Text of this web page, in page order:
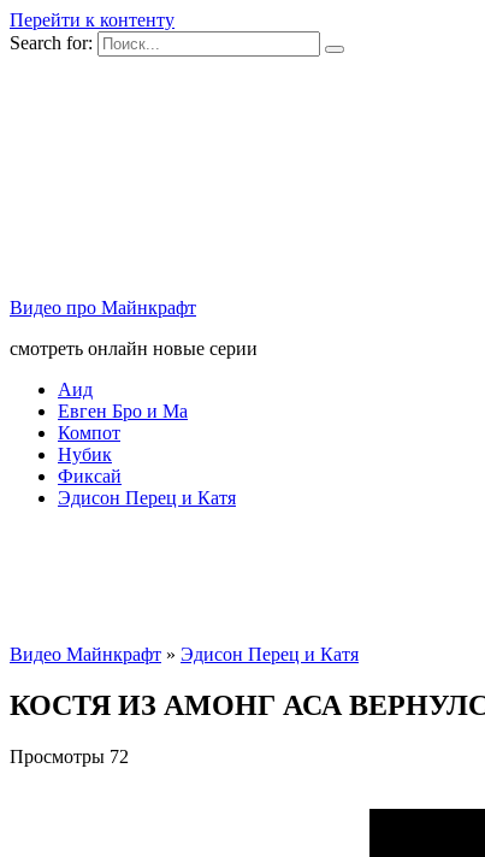
Перейти к контенту
Search for:
Видео про Майнкрафт
смотреть онлайн новые серии
Аид
Евген Бро и Ма
Компот
Нубик
Фиксай
Эдисон Перец и Катя
Видео Майнкрафт » Эдисон Перец и Катя
КОСТЯ ИЗ АМОНГ АСА
Просмотры 72